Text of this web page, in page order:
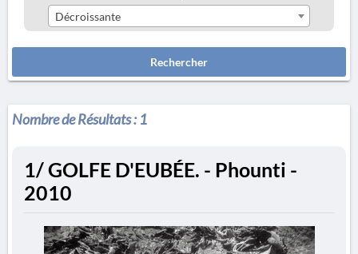
Décroissante
Rechercher
Nombre de Résultats :1
1/ GOLFE D'EUBÉE. - Phounti -
2010